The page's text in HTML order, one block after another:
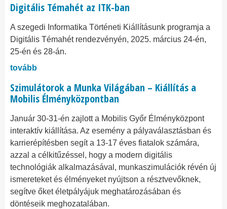
Digitális Témahét az ITK-ban
A szegedi Informatika Történeti Kiállításunk programja a
Digitális Témahét rendezvényén, 2025. március 24-én,
25-én és 28-án.
tovább
Szimulátorok a Munka Világában – Kiállítás a
Mobilis Élményközpontban
Január 30-31-én zajlott a Mobilis Győr Élményközpont
interaktív kiállítása. Az esemény a pályaválasztásban és
karrierépítésben segít a 13-17 éves fiatalok számára,
azzal a célkitűzéssel, hogy a modern digitális
technológiák alkalmazásával, munkaszimulációk révén új
ismereteket és élményeket nyújtson a résztvevőknek,
segítve őket életpályájuk meghatározásában és
döntéseik meghozatalában.